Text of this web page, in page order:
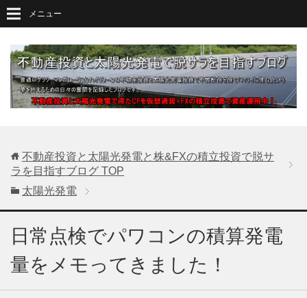
メニュー
不動産投資と太陽光発電と株&FXの積立投資で脱サ
ラを目指すブログ TOP
太陽光発電
日常点検でパワコンの積算発電
量をメモってきました！